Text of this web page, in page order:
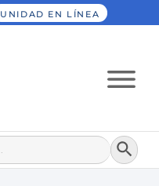
UNIDAD EN LÍNEA
Botón